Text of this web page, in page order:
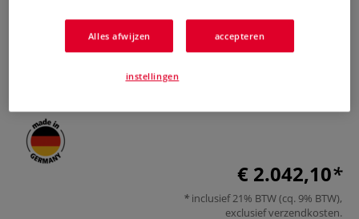
olieverf is gemaakt van gebeitde notenboomhout. Met als
inhoud een omvangrijke olieverfset bestaande uit
inclusief toebehoren.
Meer
€ 2.042,10
inclusief 21% BTW (cq. 9% BTW),
exclusiefverzendkosten.
Alles afwijzen accepteren
instellingen